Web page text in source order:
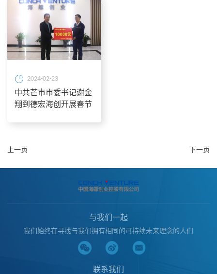
2024-02-23
中共芒市市委书记谢金
翔到德宏海创开展春节
上一页 下一页
与我们一起
我们始终在寻找与我们拥有相同的可持续未来理念的人们
联系我们